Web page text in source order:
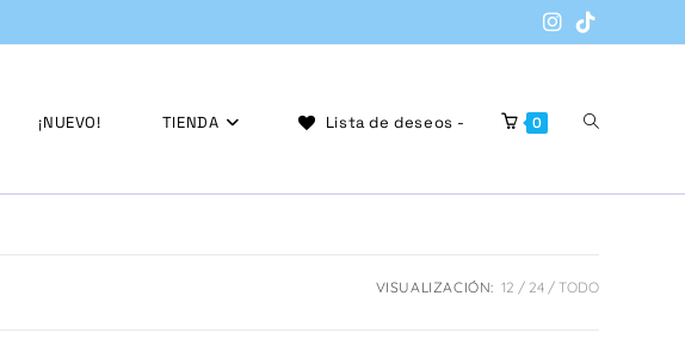
¡NUEVO! TIENDA Lista de deseos - 0 Alternar
VISUALIZACIÓN: 12 24 TODO